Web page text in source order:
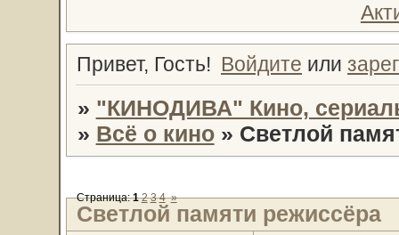
Привет, Гость! Войдите или
» "КИНОДИВА" Кино,
» Всё о кино » Светлой
Светлой памяти режиссёра
Страница:1 2 3 4 »